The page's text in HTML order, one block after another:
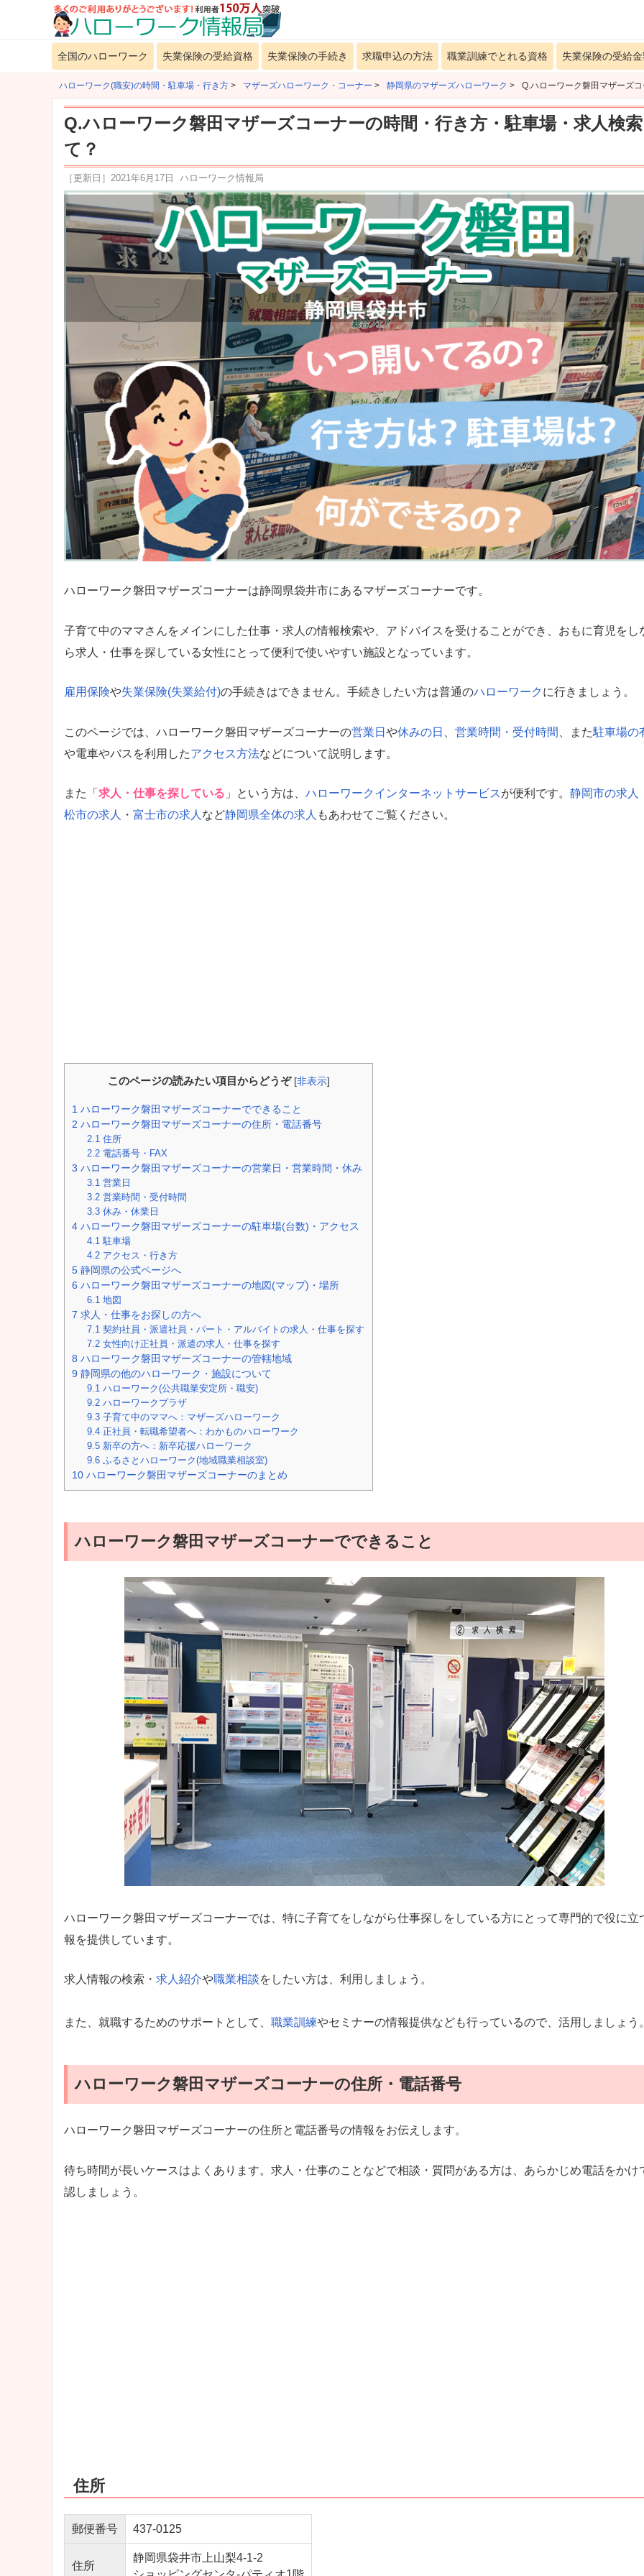
全国のハローワーク 失業保険の受給資格 失業保険の手続き 求職申込の方法 職業訓練でとれる資格 失業保険の受給
ハローワーク(職安)の時間・駐車場・行き方 > マザーズハローワーク・コーナー > 静岡県のマザーズハローワーク > Q.ハローワーク磐田マザーズ
Q.ハローワーク磐田マザーズコーナーの時間・行き方・駐車場・求人検
て？
［更新日］ 2021年6月17日 ハローワーク情報局
ハローワーク磐田マザーズコーナーは静岡県袋井市にあるマザーズコーナーです。
子育て中のママさんをメインにした仕事・求人の情報検索や、アドバイスを受けることができ、おもに育児をし
ら求人・仕事を探している女性にとって便利で使いやすい施設となっています。
雇用保険や失業保険(失業給付)の手続きはできません。手続きしたい方は普通のハローワーク に行きましょう。
このページでは、ハローワーク磐田マザーズコーナーの営業日 や休みの日 営業時間・受付時間 、また駐車場の
や電車やバスを利用したアクセス方法などについて説明します。
また「 求人・仕事を探している 」という方は、 ハローワークインターネットサービスが便利です。 静岡市の求人
松市の求人 ・ 富士市の求人など静岡県全体の求人 もあわせてご覧ください。
このページの読みたい項目からどうぞ [非表示]
1 ハローワーク磐田マザーズコーナーでできること
2 ハローワーク磐田マザーズコーナーの住所・電話番号
2.1 住所
2.2 電話番号・FAX
3 ハローワーク磐田マザーズコーナーの営業日・営業時間・休み
3.1 営業日
3.2 営業時間・受付時間
3.3 休み・休業日
4 ハローワーク磐田マザーズコーナーの駐車場(台数)・アクセス
4.1 駐車場
4.2 アクセス・行き方
5 静岡県の公式ページへ
6 ハローワーク磐田マザーズコーナーの地図(マップ)・場所
6.1 地図
7 求人・仕事をお探しの方へ
7.1 契約社員・派遣社員・パート・アルバイトの求人・仕事を探す
7.2 女性向け正社員・派遣の求人・仕事を探す
8 ハローワーク磐田マザーズコーナーの管轄地域
9 静岡県の他のハローワーク・施設について
9.1 ハローワーク(公共職業安定所・職安)
9.2 ハローワークプラザ
9.3 子育て中のママへ：マザーズハローワーク
9.4 正社員・転職希望者へ：わかものハローワーク
9.5 新卒の方へ：新卒応援ハローワーク
9.6 ふるさとハローワーク(地域職業相談室)
10 ハローワーク磐田マザーズコーナーのまとめ
ハローワーク磐田マザーズコーナーでできること
ハローワーク磐田マザーズコーナーでは、特に子育てをしながら仕事探しをしている方にとって専門的で役に立
報を提供しています。
求人情報の検索・ 求人紹介や職業相談をしたい方は、利用しましょう。
また、就職するためのサポートとして、 職業訓練やセミナーの情報提供なども行っているので、活用しましょう
ハローワーク磐田マザーズコーナーの住所・電話番号
ハローワーク磐田マザーズコーナーの住所と電話番号の情報をお伝えします。
待ち時間が長いケースはよくあります。求人・仕事のことなどで相談・質問がある方は、あらかじめ電話をかけ
認しましょう。
住所
郵便番号 437-0125
住所
静岡県袋井市上山梨4-1-2